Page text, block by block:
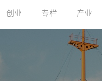
创业 专栏 产业